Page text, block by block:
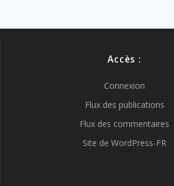
Accès :
Connexion
Flux des publications
Flux des commentaires
Site de WordPress-FR